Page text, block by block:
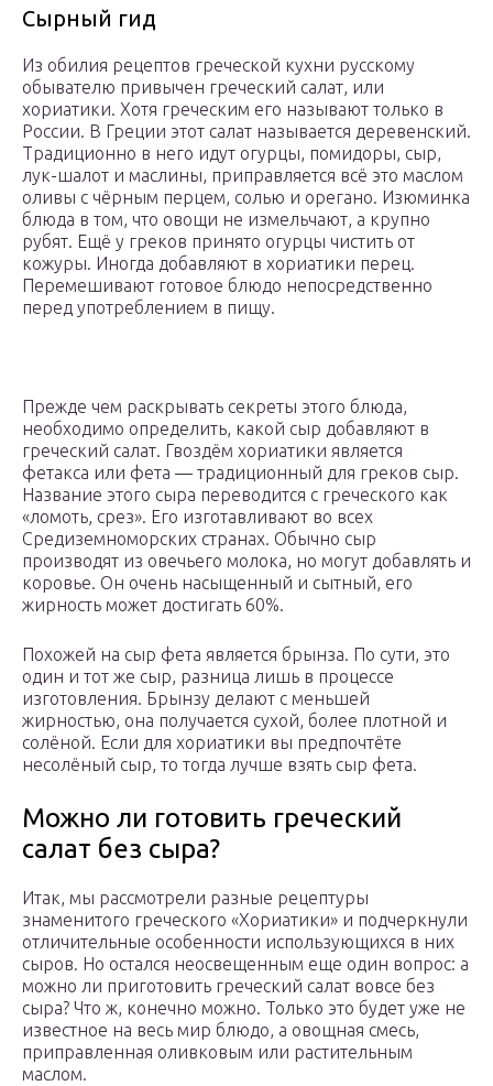
Сырный гид
Из обилия рецептов греческой кухни русскому
обывателю привычен греческий салат, или
хориатики. Хотя греческим его называют только в
России. В Греции этот салат называется деревенский.
Традиционно в него идут огурцы, помидоры, сыр,
лук-шалот и маслины, приправляется всё это маслом
оливы с чёрным перцем, солью и орегано. Изюминка
блюда в том, что овощи не измельчают, а крупно
рубят. Ещё у греков принято огурцы чистить от
кожуры. Иногда добавляют в хориатики перец.
Перемешивают готовое блюдо непосредственно
перед употреблением в пищу.
Прежде чем раскрывать секреты этого блюда,
необходимо определить, какой сыр добавляют в
греческий салат. Гвоздём хориатики является
фетакса или фета — традиционный для греков сыр.
Название этого сыра переводится с греческого как
«ломоть, срез». Его изготавливают во всех
Средиземноморских странах. Обычно сыр
производят из овечьего молока, но могут добавлять и
коровье. Он очень насыщенный и сытный, его
жирность может достигать 60%.
Похожей на сыр фета является брынза. По сути, это
один и тот же сыр, разница лишь в процессе
изготовления. Брынзу делают с меньшей
жирностью, она получается сухой, более плотной и
солёной. Если для хориатики вы предпочтёте
несолёный сыр, то тогда лучше взять сыр фета.
Можно ли готовить греческий
салат без сыра?
Итак, мы рассмотрели разные рецептуры
знаменитого греческого «Хориатики» и подчеркнули
отличительные особенности использующихся в них
сыров. Но остался неосвещенным еще один вопрос: а
можно ли приготовить греческий салат вовсе без
сыра? Что ж, конечно можно. Только это будет уже не
известное на весь мир блюдо, а овощная смесь,
приправленная оливковым или растительным
маслом.